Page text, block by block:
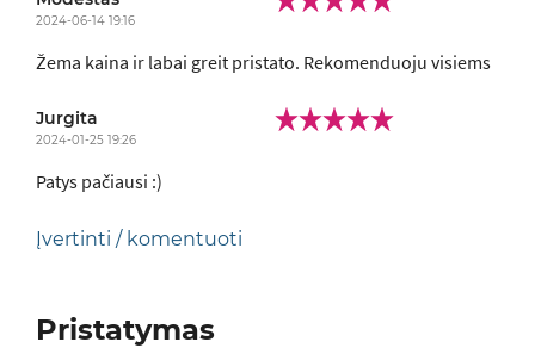
2024-06-14 19:16
Žema kaina ir labai greit pristato. Rekomenduoju visiems
Jurgita
2024-01-25 19:26
Patys pačiausi :)
Įvertinti / komentuoti
Pristatymas